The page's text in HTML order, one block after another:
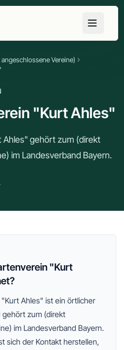
angeschlossene Vereine)
"Kurt Ahles"
Ahles" gehört zum (direkt
im Landesverband Bayern.
"Kurt
Ahles" ist ein örtlicher
gehört zum (direkt
im Landesverband Bayern.
sich der Kontakt herstellen,